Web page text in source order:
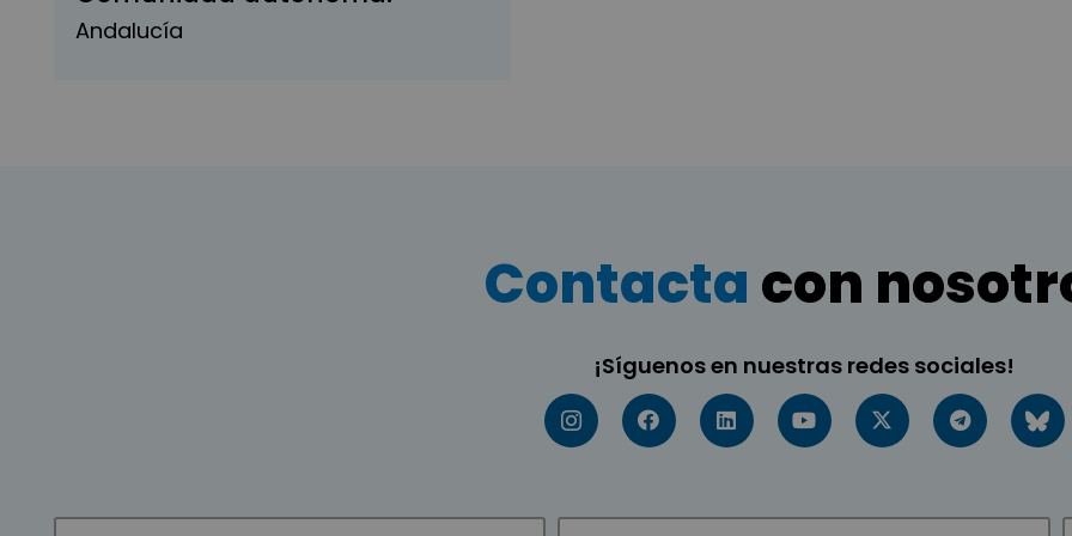
Andalucía
Contacta con
¡Síguenos en nuestras redes sociales!